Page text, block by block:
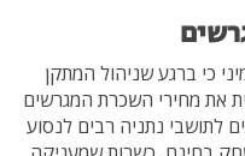
כי ברגע שניהול המתקן
את מחירי השכרת המגרשים
לתושבי נתניה רבים לנסוע